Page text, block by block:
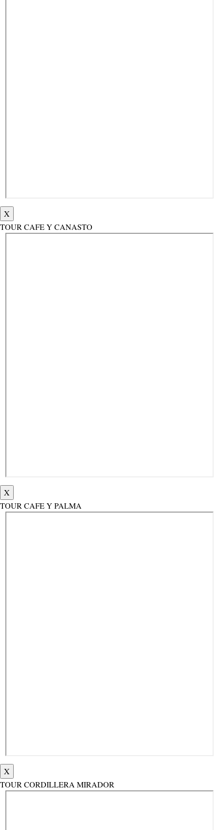
X
TOUR CAFE Y CANASTO
X
TOUR CAFE Y PALMA
X
TOUR CORDILLERA MIRADOR